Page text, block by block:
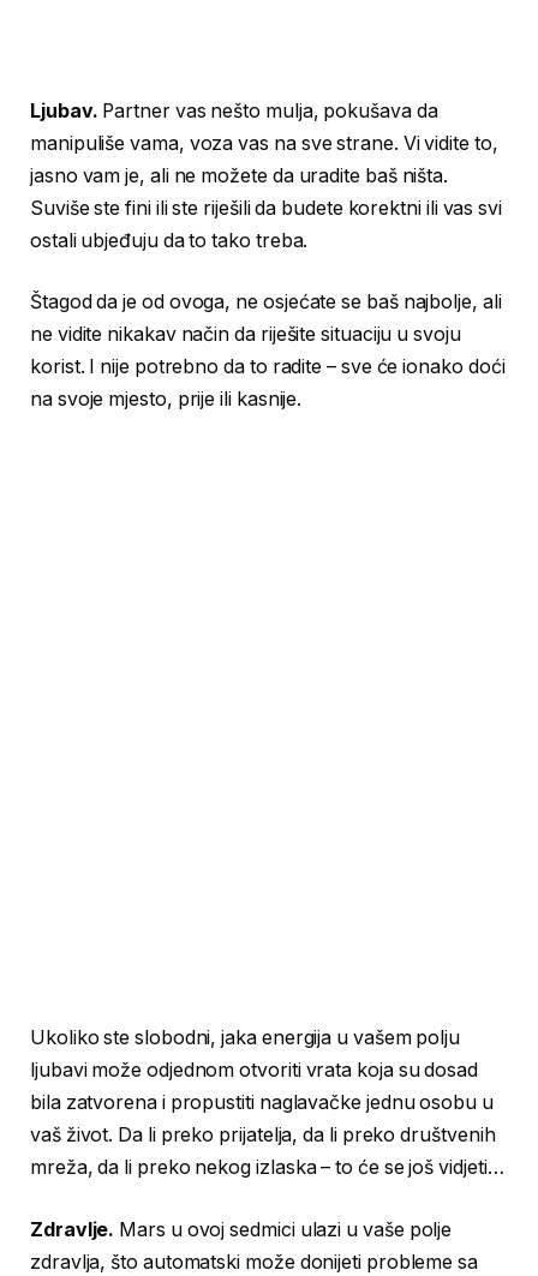
Ljubav. Partner vas nešto mulja, pokušava da
manipuliše vama, voza vas na sve strane. Vi vidite to,
jasno vam je, ali ne možete da uradite baš ništa.
Suviše ste fini ili ste riješili da budete korektni ili vas svi
ostali ubjeđuju da to tako treba.
Štagod da je od ovoga, ne osjećate se baš najbolje, ali
ne vidite nikakav način da riješite situaciju u svoju
korist. I nije potrebno da to radite – sve će ionako doći
na svoje mjesto, prije ili kasnije.
Ukoliko ste slobodni, jaka energija u vašem polju
ljubavi može odjednom otvoriti vrata koja su dosad
bila zatvorena i propustiti naglavačke jednu osobu u
vaš život. Da li preko prijatelja, da li preko društvenih
mreža, da li preko nekog izlaska – to će se još vidjeti…
Zdravlje. Mars u ovoj sedmici ulazi u vaše polje
zdravlja, što automatski može donijeti probleme sa